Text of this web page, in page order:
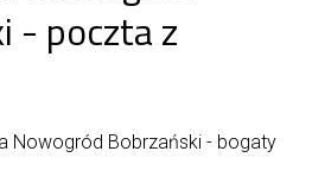
- poczta z
Nowogród Bobrzański - bogaty